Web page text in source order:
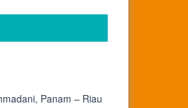
Panam – Riau